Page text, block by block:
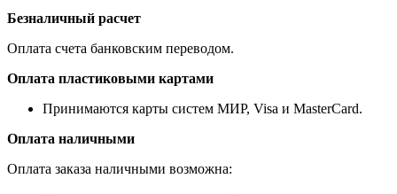
Безналичный расчет
Оплата счета банковским переводом.
Оплата пластиковыми картами
Принимаются карты систем МИР, Visa и MasterCard.
Оплата наличными
Оплата заказа наличными возможна: